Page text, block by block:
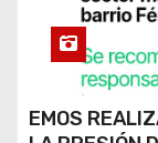
EMOS